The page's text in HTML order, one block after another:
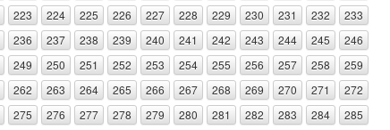
223 224 225 226 227 228 229 230 231 232
233
236 237 238 239 240 241 242 243 244 245
246
249 250 251 252 253 254 255 256 257 258
259
262 263 264 265 266 267 268 269 270 271
272
275 276 277 278 279 280 281 282 283 284
285